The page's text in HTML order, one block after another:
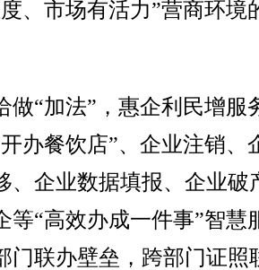
、市场有活力”营商环境
“加法”，惠企利民增服
办餐饮店”、企业注销、
、企业数据填报、企业破
等“高效办成一件事”智慧
门联办壁垒，跨部门证照